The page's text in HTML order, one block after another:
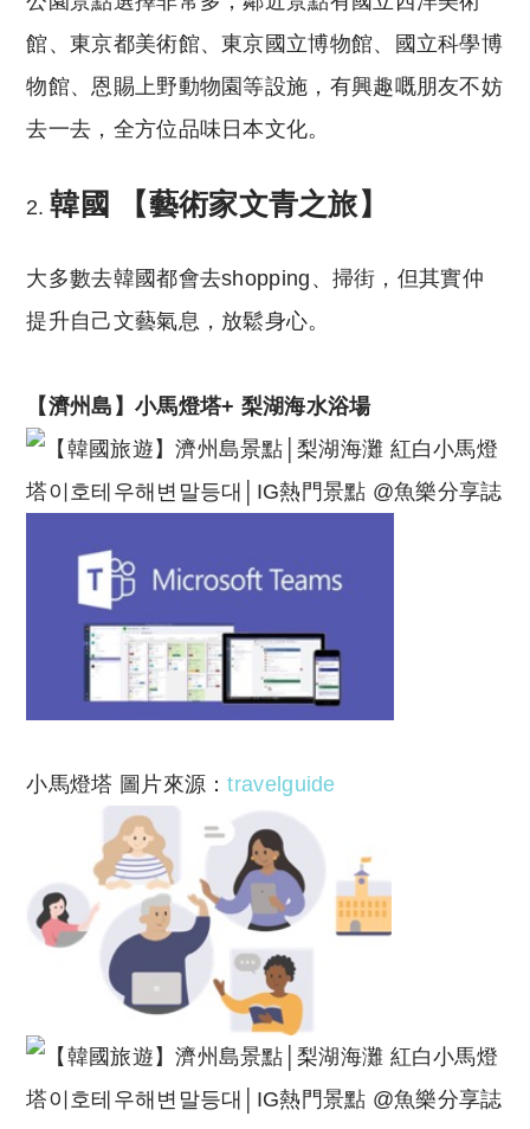
館、東京都美術館、東京國立博物館、國立科學博
物館、恩賜上野動物園等設施，有興趣嘅朋友不妨
去一去，全方位品味日本文化。
韓國 【藝術家文青之旅】
大多數去韓國都會去shopping、掃街，但其實仲
提升自己文藝氣息，放鬆身心。
【濟州島】小馬燈塔+ 梨湖海水浴場
小馬燈塔 圖片來源：travelguide